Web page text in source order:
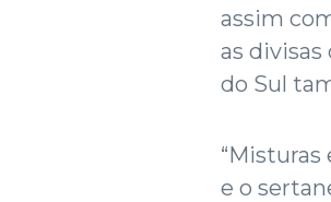
assim
as
do Sul
“Misturas
e o